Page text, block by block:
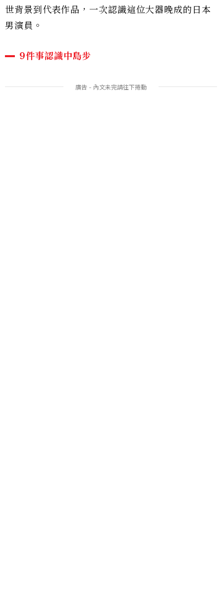
世背景到代表作品，一次認識這位大器晚成的日本
男演員。
9件事認識中島步